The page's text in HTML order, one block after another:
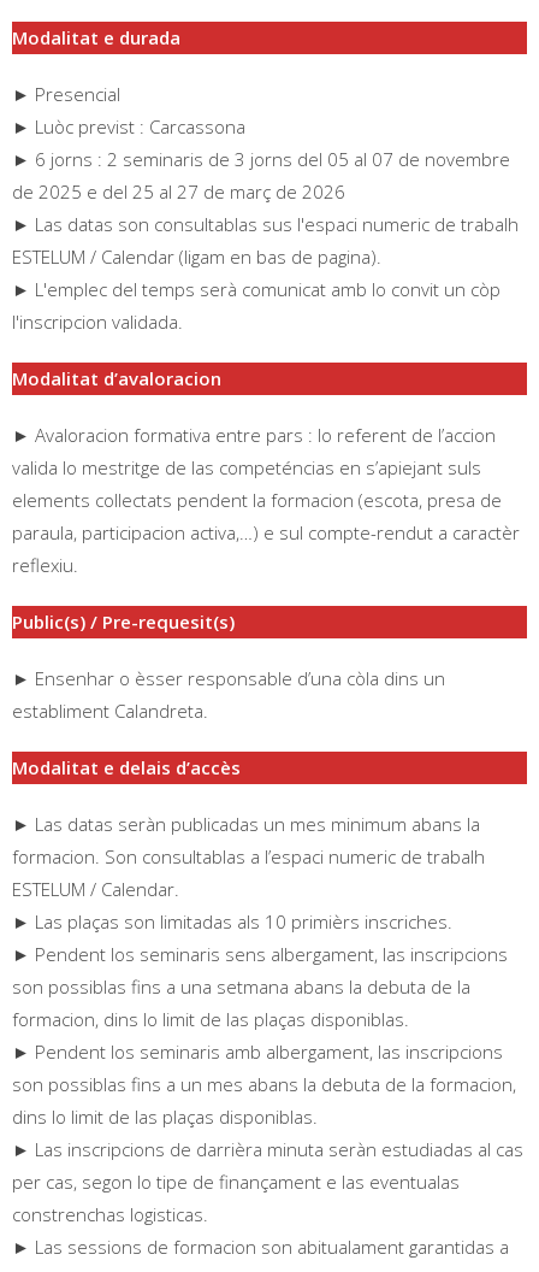
Modalitat e durada
► Presencial
► Luòc previst : Carcassona
► 6 jorns : 2 seminaris de 3 jorns del 05 al 07 de novembre
de 2025 e del 25 al 27 de març de 2026
► Las datas son consultablas sus l'espaci numeric de trabalh
ESTELUM / Calendar (ligam en bas de pagina).
► L'emplec del temps serà comunicat amb lo convit un còp
l'inscripcion validada.
Modalitat d’avaloracion
► Avaloracion formativa entre pars : lo referent de l’accion
valida lo mestritge de las competéncias en s’apiejant suls
elements collectats pendent la formacion (escota, presa de
paraula, participacion activa,…) e sul compte-rendut a caractèr
reflexiu.
Public(s) / Pre-requesit(s)
► Ensenhar o èsser responsable d’una còla dins un
establiment Calandreta.
Modalitat e delais d’accès
► Las datas seràn publicadas un mes minimum abans la
formacion. Son consultablas a l’espaci numeric de trabalh
ESTELUM / Calendar.
► Las plaças son limitadas als 10 primièrs inscriches.
► Pendent los seminaris sens albergament, las inscripcions
son possiblas fins a una setmana abans la debuta de la
formacion, dins lo limit de las plaças disponiblas.
► Pendent los seminaris amb albergament, las inscripcions
son possiblas fins a un mes abans la debuta de la formacion,
dins lo limit de las plaças disponiblas.
► Las inscripcions de darrièra minuta seràn estudiadas al cas
per cas, segon lo tipe de finançament e las eventualas
constrenchas logisticas.
► Las sessions de formacion son abitualament garantidas a